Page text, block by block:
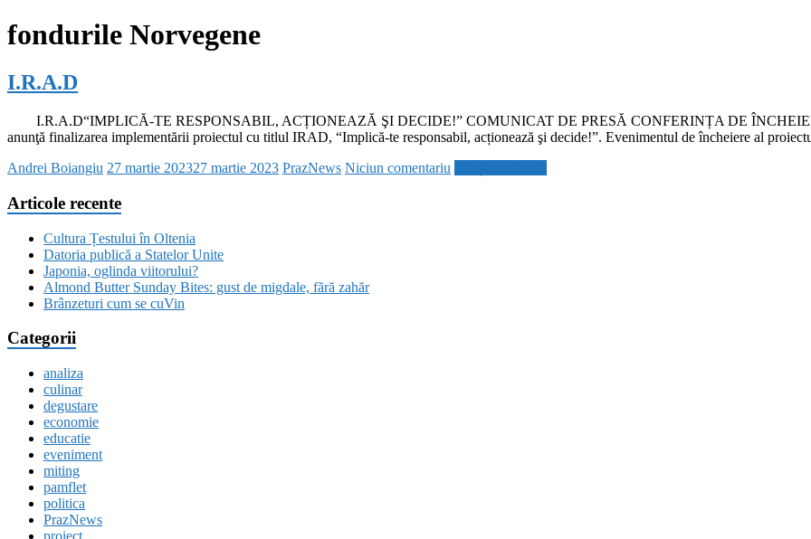
fondurile Norvegene
I.R.A.D
I.R.A.D“IMPLICĂ-TE RESPONSABIL, ACȚIONEAZĂ ŞI DECIDE!” COMUNICAT DE PRESĂ CONFERINȚA DE
anunţă finalizarea implementării proiectul cu titlul IRAD, “Implică-te responsabil, acționează şi decide!”. Evenimentul de încheiere al
Andrei Boiangiu 27 martie 202327 martie 2023 PrazNews Niciun comentariu
Articole recente
Cultura Țestului în Oltenia
Datoria publică a Statelor Unite
Japonia, oglinda viitorului?
Almond Butter Sunday Bites: gust de migdale, fără zahăr
Brânzeturi cum se cuVin
Categorii
analiza
culinar
degustare
economie
educatie
eveniment
miting
pamflet
politica
PrazNews
proiect